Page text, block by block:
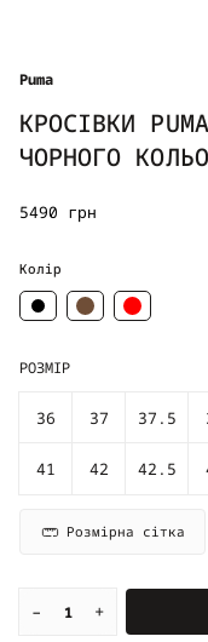
Puma
КРОСІВКИ
ЧОРНОГО
5490 грн
Колір
РОЗМІР
36 37 37.5
41 42 42.5
Розмірна сітка
– +